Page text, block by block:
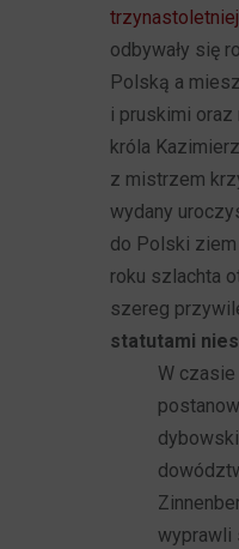
trzynastoletniej
odbywały się
Polską a
i pruskimi
króla
z mistrzem
wydany
do Polski
roku szlachta
szereg
statutami
W
wyprawli